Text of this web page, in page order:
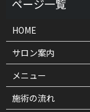
HOME
サロン案内
メニュー
施術の流れ